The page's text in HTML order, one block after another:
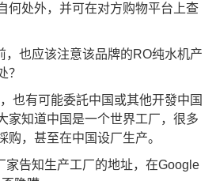
何处外，并可在对方购物平台上查
，也应该注意该品牌的RO纯水机产
？
也有可能委託中国或其他开發中国
家知道中国是一个世界工厂，很多
购，甚至在中国设厂生产。
家告知生产工厂的地址，在Google